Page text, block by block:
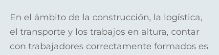
En el ámbito de la construcción, la logística,
el transporte y los trabajos en altura, contar
con trabajadores correctamente formados es